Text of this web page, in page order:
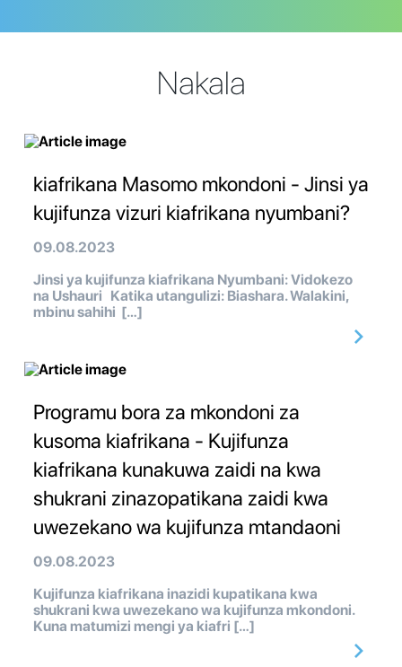
Nakala
kiafrikana Masomo mkondoni - Jinsi ya
kujifunza vizuri kiafrikana nyumbani?
09.08.2023
Jinsi ya kujifunza kiafrikana Nyumbani: Vidokezo
na Ushauri Katika utangulizi: Biashara. Walakini,
mbinu sahihi […]
Programu bora za mkondoni za
kusoma kiafrikana - Kujifunza
kiafrikana kunakuwa zaidi na kwa
shukrani zinazopatikana zaidi kwa
uwezekano wa kujifunza mtandaoni
09.08.2023
Kujifunza kiafrikana inazidi kupatikana kwa
shukrani kwa uwezekano wa kujifunza mkondoni.
Kuna matumizi mengi ya kiafri […]